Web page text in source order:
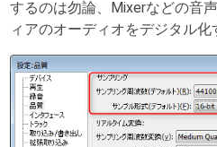
するのは勿論、Mixerなどの音
ィアのオーディオをデジタル化